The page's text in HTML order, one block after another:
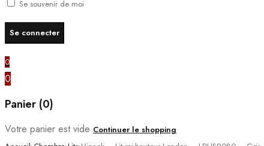
Se souvenir de moi
0
0
Panier (0)
Votre panier est vide Continuer le shopping